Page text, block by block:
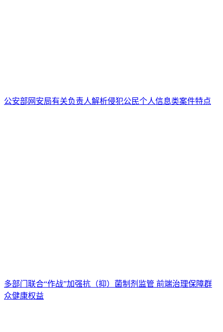
公安部网安局有关负责人解析侵犯公民个人信息类案件特点
多部门联合“作战”加强抗（抑）菌制剂监管 前端治理保障群
众健康权益